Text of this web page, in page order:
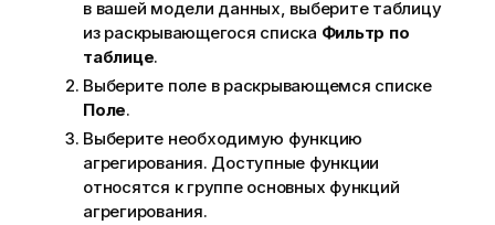
в вашей модели данных, выберите таблицу
из раскрывающегося списка Фильтр по
таблице.
Выберите поле в раскрывающемся списке
Поле.
Выберите необходимую функцию
агрегирования. Доступные функции
относятся к группе основных функций
агрегирования.